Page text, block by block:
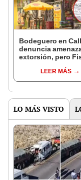
Bodeguero en
denuncia
extorsión, pero
"Mensajes
llegando toda la
LEER MÁS
LO MÁS VISTO